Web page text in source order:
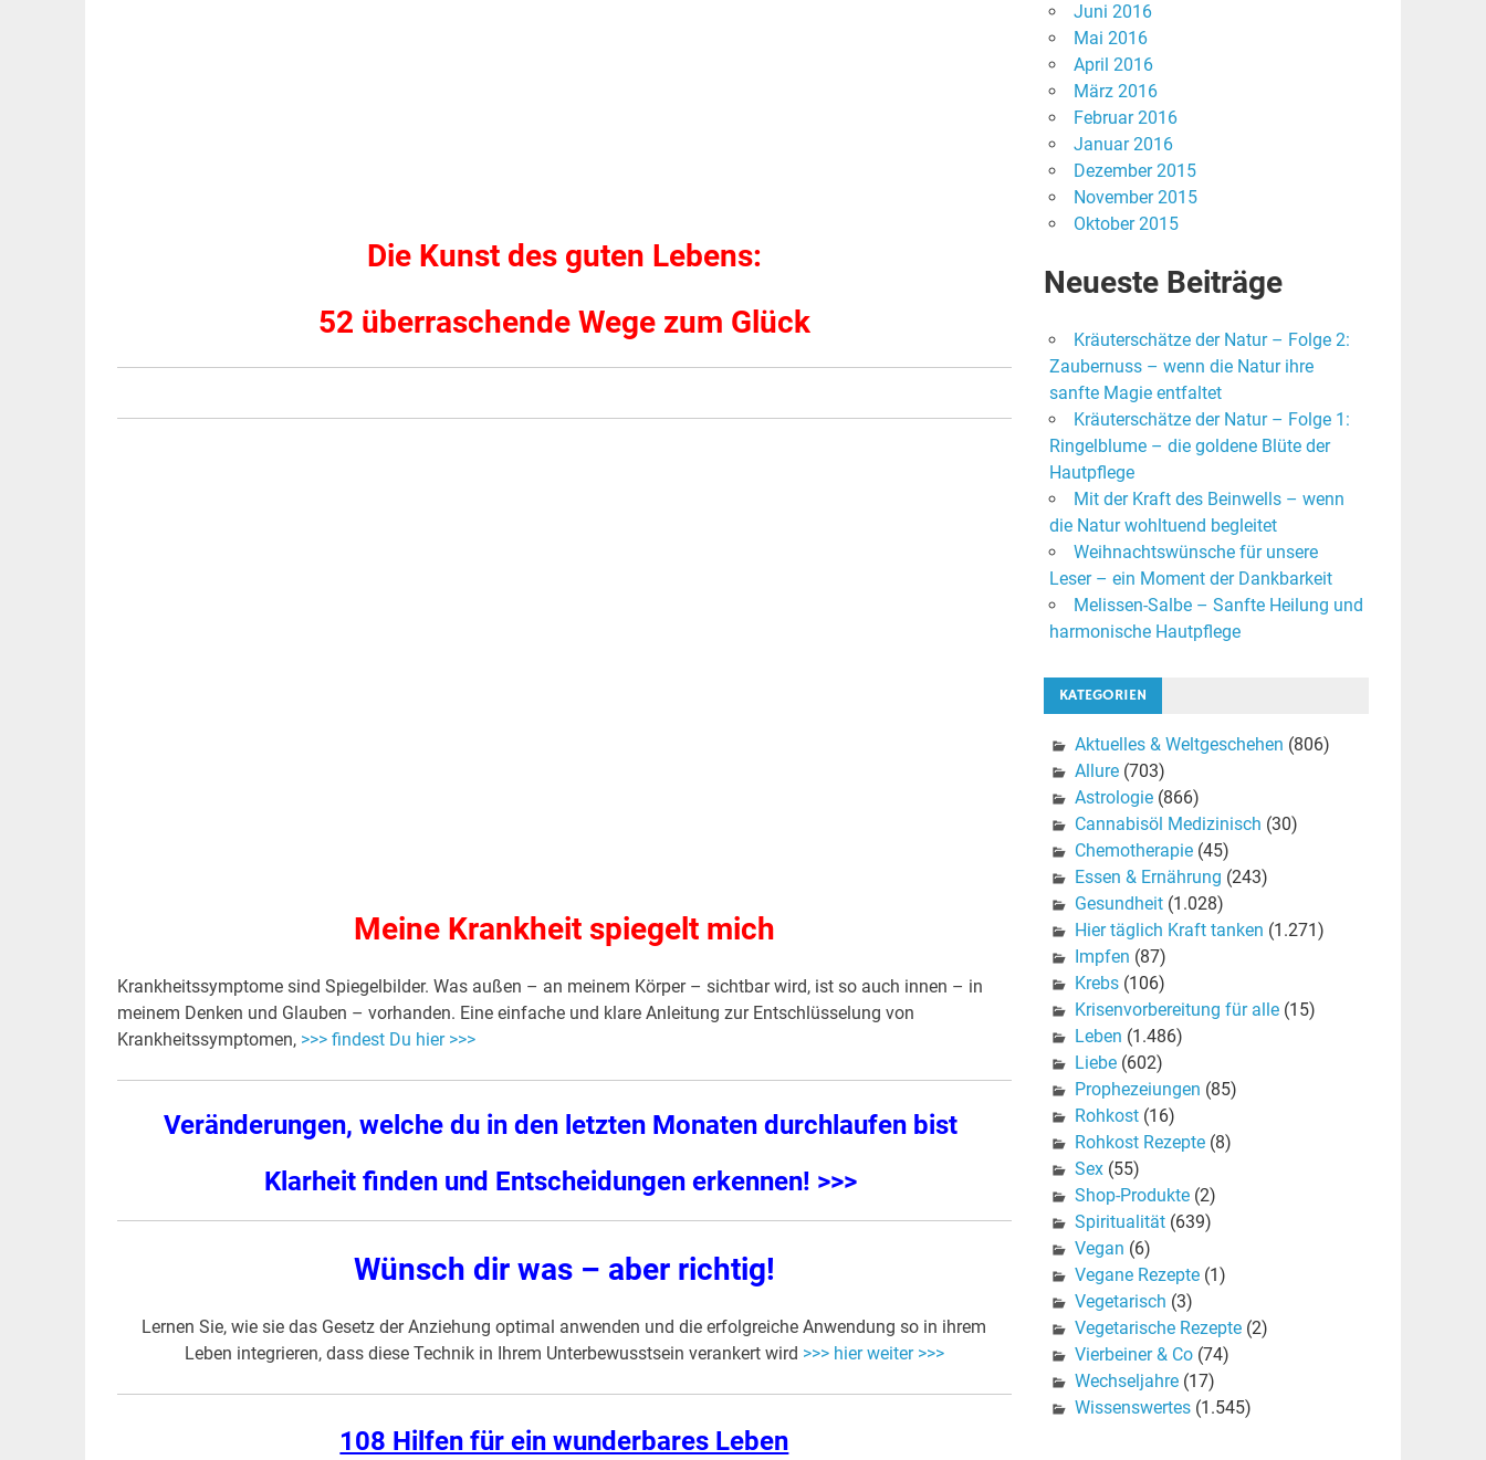
Die Kunst des guten Lebens:
52 überraschende Wege zum Glück
Meine Krankheit spiegelt mich
Krankheitssymptome sind Spiegelbilder. Was außen – an meinem Körper – sichtbar wird, ist so auch innen – in
meinem Denken und Glauben – vorhanden. Eine einfache und klare Anleitung zur Entschlüsselung von
Krankheitssymptomen, >>> findest Du hier >>>
Veränderungen, welche du in den letzten Monaten durchlaufen bist
Klarheit finden und Entscheidungen erkennen! >>>
Wünsch dir was – aber richtig!
Lernen Sie, wie sie das Gesetz der Anziehung optimal anwenden und die erfolgreiche Anwendung so in ihrem
Leben integrieren, dass diese Technik in Ihrem Unterbewusstsein verankert wird >>> hier weiter >>>
108 Hilfen für ein wunderbares Leben
Juni 2016
Mai 2016
April 2016
März 2016
Februar 2016
Januar 2016
Dezember 2015
November 2015
Oktober 2015
Neueste Beiträge
Kräuterschätze der Natur – Folge 2:
Zaubernuss – wenn die Natur ihre
sanfte Magie entfaltet
Kräuterschätze der Natur – Folge 1:
Ringelblume – die goldene Blüte der
Hautpflege
Mit der Kraft des Beinwells – wenn
die Natur wohltuend begleitet
Weihnachtswünsche für unsere
Leser – ein Moment der Dankbarkeit
Melissen-Salbe – Sanfte Heilung und
harmonische Hautpflege
KATEGORIEN
Aktuelles & Weltgeschehen (806)
Allure(703)
Astrologie(866)
Cannabisöl Medizinisch (30)
Chemotherapie(45)
Essen & Ernährung (243)
Gesundheit(1.028)
Hier täglich Kraft tanken (1.271)
Impfen (87)
Krebs(106)
Krisenvorbereitung für alle(15)
Leben (1.486)
Liebe(602)
Prophezeiungen (85)
Rohkost(16)
Rohkost Rezepte(8)
Sex(55)
Shop-Produkte(2)
Spiritualität(639)
Vegan (6)
Vegane Rezepte(1)
Vegetarisch (3)
Vegetarische Rezepte(2)
Vierbeiner & Co(74)
Wechseljahre(17)
Wissenswertes(1.545)